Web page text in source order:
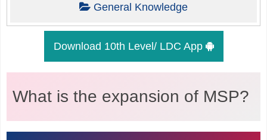
General Knowledge
Download 10th Level/ LDC App
What is the expansion of MSP?